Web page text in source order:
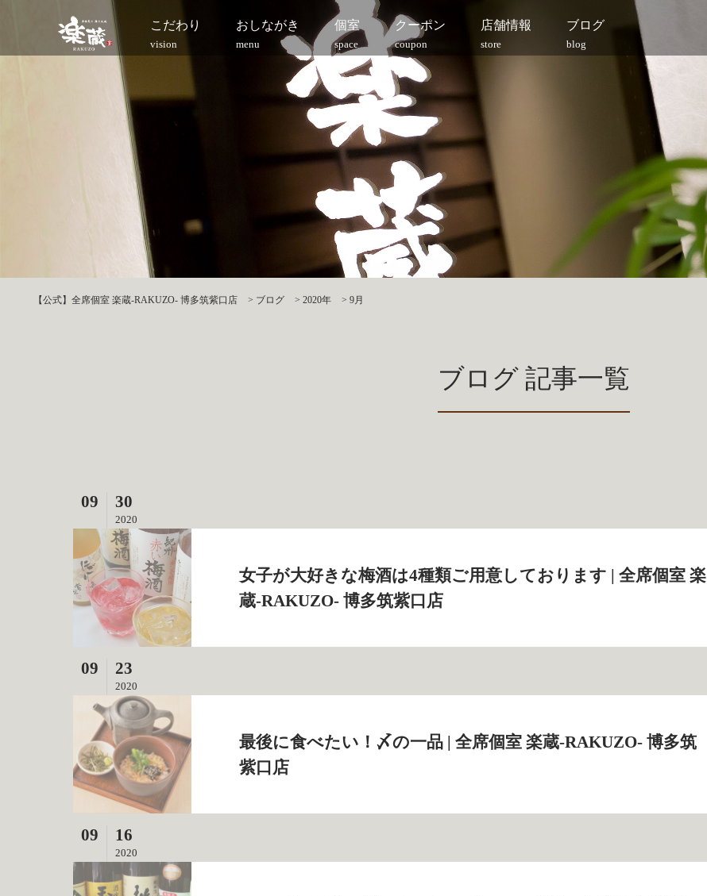
こだわり
vision
おしながき
menu
個室
space
クーポン
coupon
店舗情報
store
ブログ
blog
【公式】全席個室 楽蔵‐RAKUZO‐ 博多筑紫口店 > ブログ > 2020年 > 9月
ブログ 記事一覧
09 30
2020
女子が大好きな梅酒は4種類ご用意しております | 全席個室 楽
蔵‐RAKUZO‐ 博多筑紫口店
09 23
2020
最後に食べたい！〆の一品 | 全席個室 楽蔵‐RAKUZO‐ 博多筑
紫口店
09 16
2020